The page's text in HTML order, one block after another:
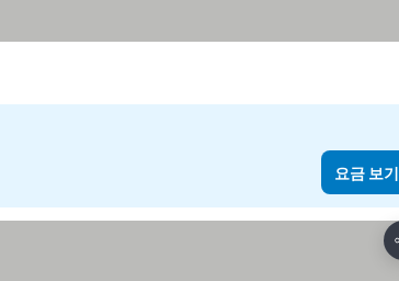
요금 보기